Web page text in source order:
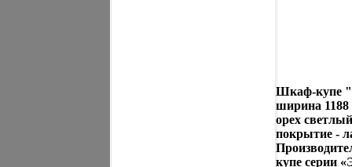
Шкаф-купе
ширина 1188
орех
покрытие -
купе серии